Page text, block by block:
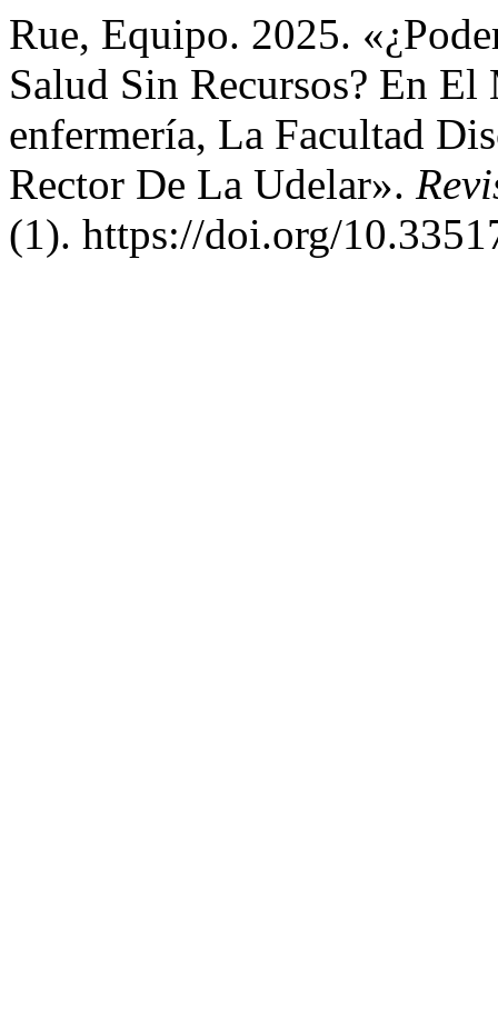
Rue, Equipo. 2025.
Salud Sin Recursos? En
enfermería, La Facultad
Rector De La Udelar».
(1). https://doi.org/